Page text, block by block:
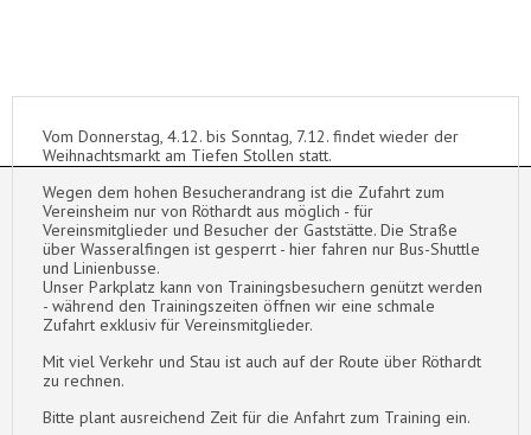
Vom Donnerstag, 4.12. bis Sonntag, 7.12. findet wieder der
Weihnachtsmarkt am Tiefen Stollen statt.
Wegen dem hohen Besucherandrang ist die Zufahrt zum
Vereinsheim nur von Röthardt aus möglich - für
Vereinsmitglieder und Besucher der Gaststätte. Die Straße
über Wasseralfingen ist gesperrt - hier fahren nur Bus-Shuttle
und Linienbusse.
Unser Parkplatz kann von Trainingsbesuchern genützt werden
- während den Trainingszeiten öffnen wir eine schmale
Zufahrt exklusiv für Vereinsmitglieder.
Mit viel Verkehr und Stau ist auch auf der Route über Röthardt
zu rechnen.
Bitte plant ausreichend Zeit für die Anfahrt zum Training ein.